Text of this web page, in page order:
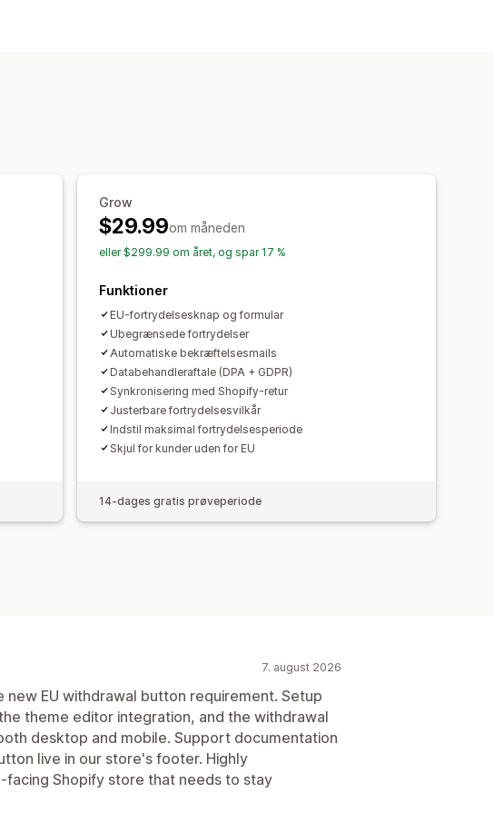
Grow
$29.99om måneden
eller $299.99 om året, og spar 17 %
Funktioner
EU-fortrydelsesknap og formular
Ubegrænsede fortrydelser
Automatiske bekræftelsesmails
Databehandleraftale (DPA + GDPR)
Synkronisering med Shopify-retur
Justerbare fortrydelsesvilkår
Indstil maksimal fortrydelsesperiode
Skjul for kunder uden for EU
14-dages gratis prøveperiode
7. august 2026
EU withdrawal button requirement. Setup
theme editor integration, and the withdrawal
desktop and mobile. Support documentation
live in our store's footer. Highly
facing Shopify store that needs to stay